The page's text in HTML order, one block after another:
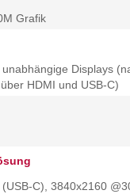
Grafik
Displays
HDMI und USB-C)
C), 3840x2160